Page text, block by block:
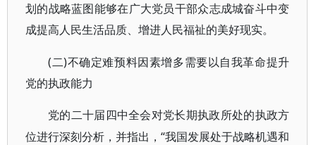
划的战略蓝图能够在广大党员干部众志成城奋斗中变
成提高人民生活品质、增进人民福祉的美好现实。
(二)不确定难预料因素增多需要以自我革命提升
党的执政能力
党的二十届四中全会对党长期执政所处的执政方
位进行深刻分析，并指出，“我国发展处于战略机遇和